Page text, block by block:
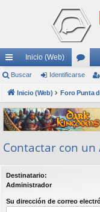
nl
ac
es
rá
pi
do
s
Inicio (Web)
or
os
Buscar Identificarse
Inicio (Web)
Contactar con
Destinatario:
Administrador
Su dirección de correo